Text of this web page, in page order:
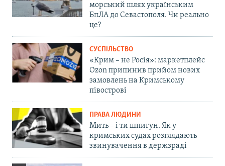
морський шлях українським
БпЛА до Севастополя. Чи реально
це?
СУСПІЛЬСТВО
«Крим – не Росія»: маркетплейс
Ozon припинив прийом нових
замовлень на Кримському
півострові
ПРАВА ЛЮДИНИ
Мить – і ти шпигун. Як у
кримських судах розглядають
звинувачення в держзраді